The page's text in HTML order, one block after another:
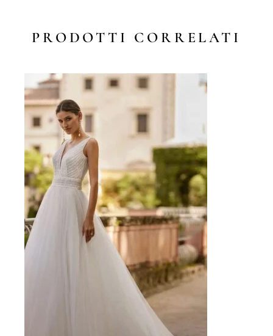
PRODOTTI CORRELATI